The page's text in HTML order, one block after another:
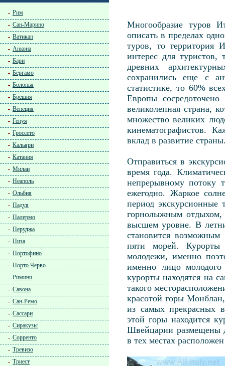
Многообразие туров
описать в пределах
туров, то территория
интерес для туристов,
древних
сохранились еще с
статистике, то 60%
Европы
великолепная страна,
множество великих
кинематографистов.
вклад в развитие
Отправиться в
время года.
непрерывному потоку
ежегодно. Жаркое
период
горнолыжным отдыхом,
высшем уровне. В
становится возможным
пяти морей. Курорты
молодежи, именно
именно лицо молодого
курорты находятся на
такого
красотой горы Монблан,
из самых прекрасных
этой горы находится
Швейцарии размещены
в тех местах
Рим
Сан-Марино
Ватикан
Анкона
Бари
Бергамо
Болонья
Брешия
Венеция
Генуя
Гроссето
Кальяри
Катания
Милан
Неаполь
Ольбия
Падуя
Палермо
Перуджа
Пиза
Портофино
Порто Черво
Римини
Савона
Сан-Ремо
Сассари
Сиракузы
Сорренто
Тревизо
Триест